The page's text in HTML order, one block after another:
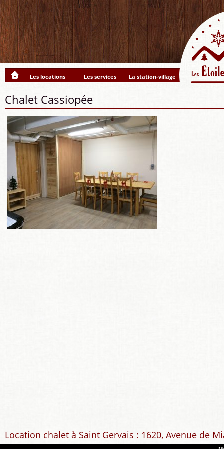
Les locations Les services La station-village
Chalet Cassiopée
Location chalet à Saint Gervais : 1620, Avenue de